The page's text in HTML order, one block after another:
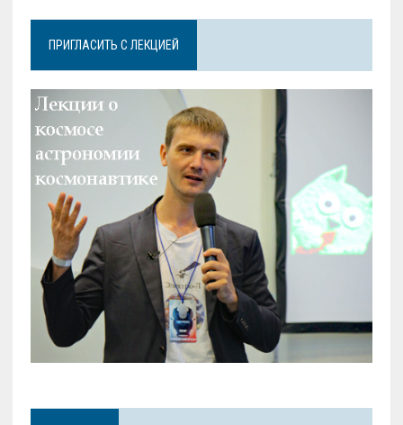
ПРИГЛАСИТЬ С ЛЕКЦИЕЙ